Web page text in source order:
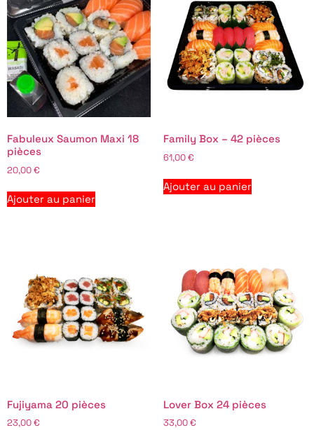
Fabuleux Saumon Maxi 18
pièces
20,00€
Ajouter au panier
Family Box – 42 pièces
61,00€
Ajouter au panier
Fujiyama 20 pièces
23,00€
Lover Box 24 pièces
33,00€